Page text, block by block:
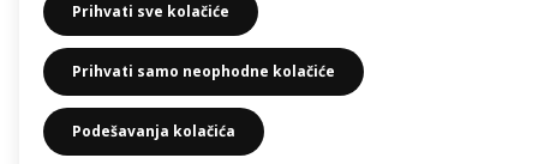
Prihvati sve kolačiće
Prihvati samo neophodne kolačiće
Podešavanja kolačića